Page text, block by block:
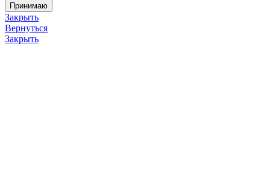
Принимаю
Закрыть
Вернуться
Закрыть